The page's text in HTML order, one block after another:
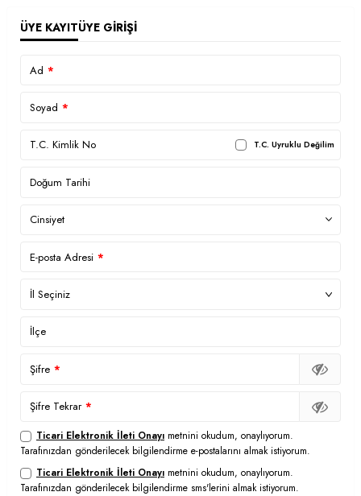
ÜYE KAYITÜYE GIRIŞI
Ad *
Soyad *
T.C. Kimlik No T.C. Uyruklu Değilim
Doğum Tarihi
Cinsiyet
E-posta Adresi *
İl Seçiniz
İlçe
Şifre *
Şifre Tekrar *
Ticari Elektronik İleti Onayı metnini okudum, onaylıyorum.
Tarafınızdan gönderilecek bilgilendirme e-postalarını almak istiyorum.
Ticari Elektronik İleti Onayı metnini okudum, onaylıyorum.
Tarafınızdan gönderilecek bilgilendirme sms'lerini almak istiyorum.